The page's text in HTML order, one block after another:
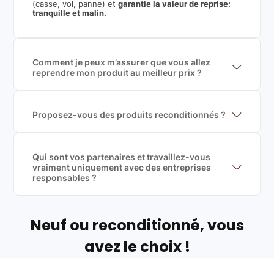
(casse, vol, panne) etgarantie la valeur de reprise:
tranquille et malin.
Comment je peux m’assurer que vous allez
reprendre mon produit au meilleur prix ?
garantir le meilleur prix de rachat. De plus, nous
sommes rémunéré à la commission sur la valeur de
Proposez-vous des produits reconditionnés ?
produits officiels de grandes marques et du
reconditionné de haute qualité
Qui sont vos partenaires et travaillez-vous
vraiment uniquement avec des entreprises
responsables ?
Labels environnementaux & qualité de nos partenaires
Neuf ou reconditionné, vous
avez le choix !